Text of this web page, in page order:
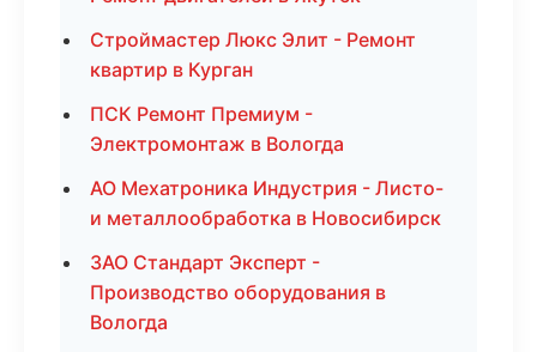
Строймастер Люкс Элит - Ремонт
квартир в Курган
ПСК Ремонт Премиум -
Электромонтаж в Вологда
АО Мехатроника Индустрия - Листо-
и металлообработка в Новосибирск
ЗАО Стандарт Эксперт -
Производство оборудования в
Вологда